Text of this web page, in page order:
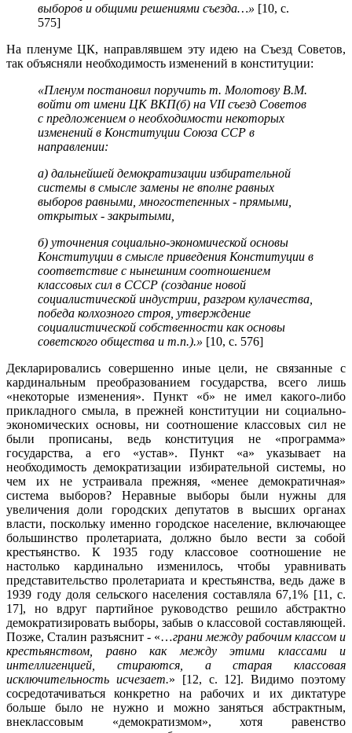
выборов и общими решениями съезда…» [10, с.
575]
На пленуме ЦК, направлявшем эту идею на Съезд Советов,
так объясняли необходимость изменений в конституции:
«Пленум постановил поручить т. Молотову В.М.
войти от имени ЦК ВКП(б) на VII съезд Советов
с предложением о необходимости некоторых
изменений в Конституции Союза ССР в
направлении:
а) дальнейшей демократизации избирательной
системы в смысле замены не вполне равных
выборов равными, многостепенных - прямыми,
открытых - закрытыми,
б) уточнения социально-экономической основы
Конституции в смысле приведения Конституции в
соответствие с нынешним соотношением
классовых сил в СССР (создание новой
социалистической индустрии, разгром кулачества,
победа колхозного строя, утверждение
социалистической собственности как основы
советского общества и т.п.).» [10, с. 576]
Декларировались совершенно иные цели, не связанные с
кардинальным преобразованием государства, всего лишь
«некоторые изменения». Пункт «б» не имел какого-либо
прикладного смыла, в прежней конституции ни социально-
экономических основы, ни соотношение классовых сил не
были прописаны, ведь конституция не «программа»
государства, а его «устав». Пункт «а» указывает на
необходимость демократизации избирательной системы, но
чем их не устраивала прежняя, «менее демократичная»
система выборов? Неравные выборы были нужны для
увеличения доли городских депутатов в высших органах
власти, поскольку именно городское население, включающее
большинство пролетариата, должно было вести за собой
крестьянство. К 1935 году классовое соотношение не
настолько кардинально изменилось, чтобы уравнивать
представительство пролетариата и крестьянства, ведь даже в
1939 году доля сельского населения составляла 67,1% [11, с.
17], но вдруг партийное руководство решило абстрактно
демократизировать выборы, забыв о классовой составляющей.
Позже, Сталин разъяснит - «…грани между рабочим классом и
крестьянством, равно как между этими классами и
интеллигенцией, стираются, а старая классовая
исключительность исчезает.» [12, с. 12]. Видимо поэтому
сосредотачиваться конкретно на рабочих и их диктатуре
больше было не нужно и можно заняться абстрактным,
внеклассовым «демократизмом», хотя равенство